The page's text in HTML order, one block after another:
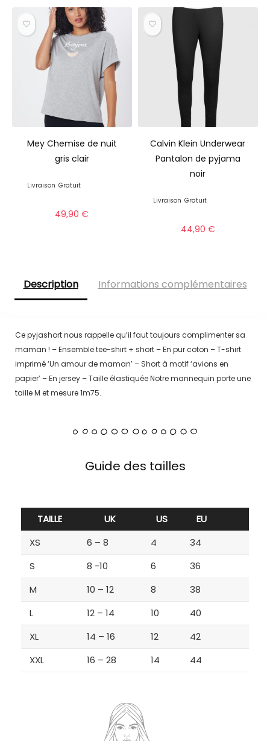
Mey Chemise de nuit
gris clair
Livraison Gratuit
49,90€
Calvin Klein Underwear
Pantalon de pyjama
noir
Livraison Gratuit
44,90 €
Description Informations complémentaires
Ce pyjashort nous rappelle qu’il faut toujours complimenter sa
maman ! – Ensemble tee-shirt + short – En pur coton – T-shirt
imprimé ‘Un amour de maman’ – Short à motif ‘avions en
papier’ – En jersey – Taille élastiquée Notre mannequin porte une
taille M et mesure 1m75.
Guide des tailles
TAILLE UK US
EU
XS
6 – 8 4
34
S
8 -10 6
36
M
10 – 12 8
38
L
12 – 14 10
40
XL
14 – 16 12
42
XXL
16 – 28 14 44